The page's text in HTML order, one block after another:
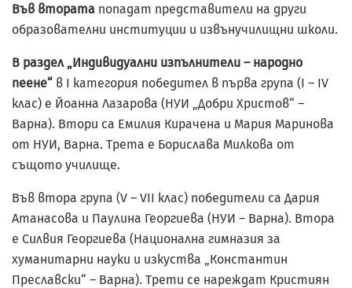
Във втората попадат представители на други
образователни институции и извънучилищни школи.
В раздел „Индивидуални изпълнители – народно
пеене“ в I категория победител в първа група (I – IV
клас) е Йоанна Лазарова (НУИ „Добри Христов“ –
Варна). Втори са Емилия Кирачeна и Мария Маринова
от НУИ, Варна. Трета е Борислава Милкова от
същото училище.
Във втора група (V – VII клас) победители са Дария
Атанасова и Паулина Георгиева (НУИ – Варна). Втора
е Силвия Георгиева (Национална гимназия за
хуманитарни науки и изкуства „Константин
Преславски“ – Варна). Трети се нареждат Кристиян